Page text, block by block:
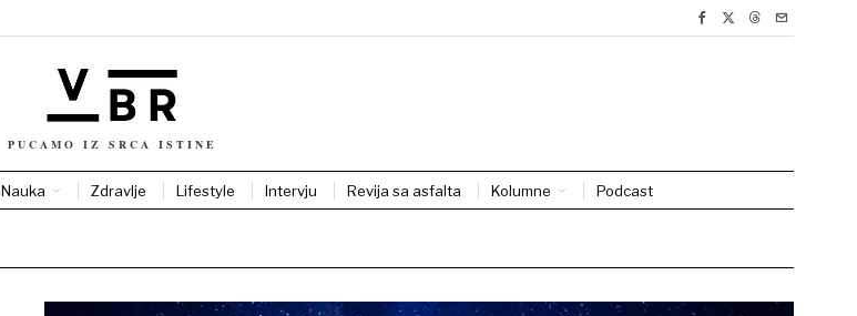
PUCAMO IZ SRCA ISTINE
Nauka Zdravlje Lifestyle Intervju Revija sa asfalta Kolumne Podcast